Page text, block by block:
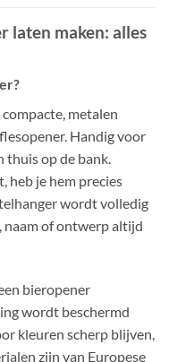
laten maken: alles
metalen
Handig voor
thuis op de bank.
heb je hem precies
wordt volledig
naam of ontwerp altijd
bieropener
wordt beschermd
kleuren scherp blijven,
zijn van Europese